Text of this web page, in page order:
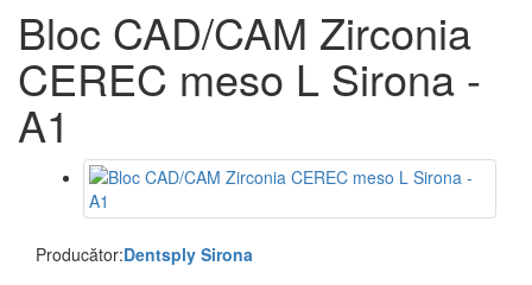
Bloc CAD/CAM Zirconia
CEREC meso L Sirona -
A1
Producător:Dentsply Sirona